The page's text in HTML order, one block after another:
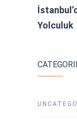
Yolculuk